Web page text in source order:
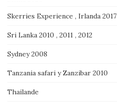
Skerries Experience , Irlanda 2017
Sri Lanka 2010 , 2011 , 2012
Sydney 2008
Tanzania safari y Zanzibar 2010
Thailande